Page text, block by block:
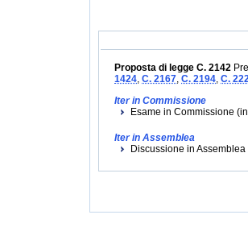
Proposta di legge C. 2142
1424, C. 2167, C. 2194, C.
Iter in Commissione
Esame in Commissione
Iter in Assemblea
Discussione in